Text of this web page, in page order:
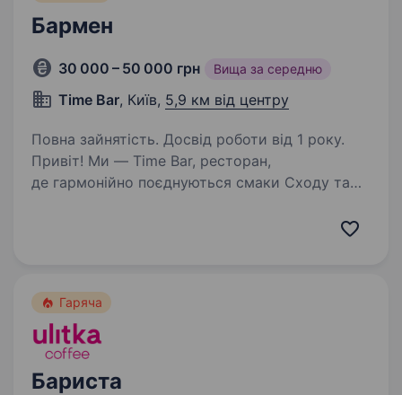
Бармен
30 000 – 50 000 грн Вища за середню
Time Bar, Київ, 5,9 км від центру
Повна зайнятість. Досвід роботи від 1 року.
Привіт! Ми — Time Bar, ресторан,
де гармонійно поєднуються смаки Сходу та
Гаряча
Бариста